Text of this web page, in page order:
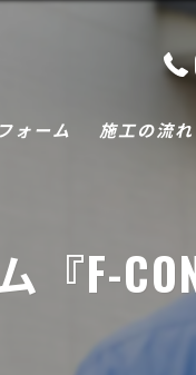
ォーム 施工の流れ
『F-